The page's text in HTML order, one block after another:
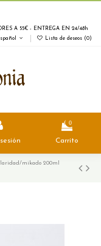
A 55€ - ENTREGA EN 24/48h
Lista de deseos (0)
0
Carrito
mikado 200ml